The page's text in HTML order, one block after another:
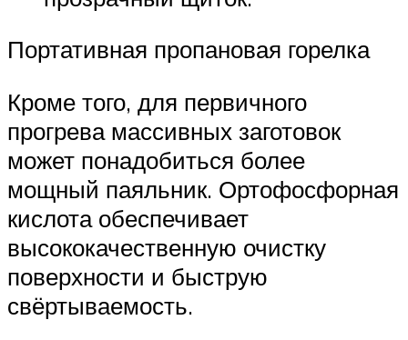
Портативная пропановая горелка
Кроме того, для первичного
прогрева массивных заготовок
может понадобиться более
мощный паяльник. Ортофосфорная
кислота обеспечивает
высококачественную очистку
поверхности и быструю
свёртываемость.